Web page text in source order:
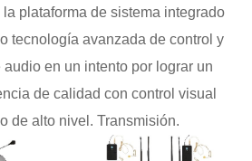
plataforma de sistema integrado
tecnología avanzada de control y
en un intento por lograr un
de calidad con control visual
de alto nivel. Transmisión.